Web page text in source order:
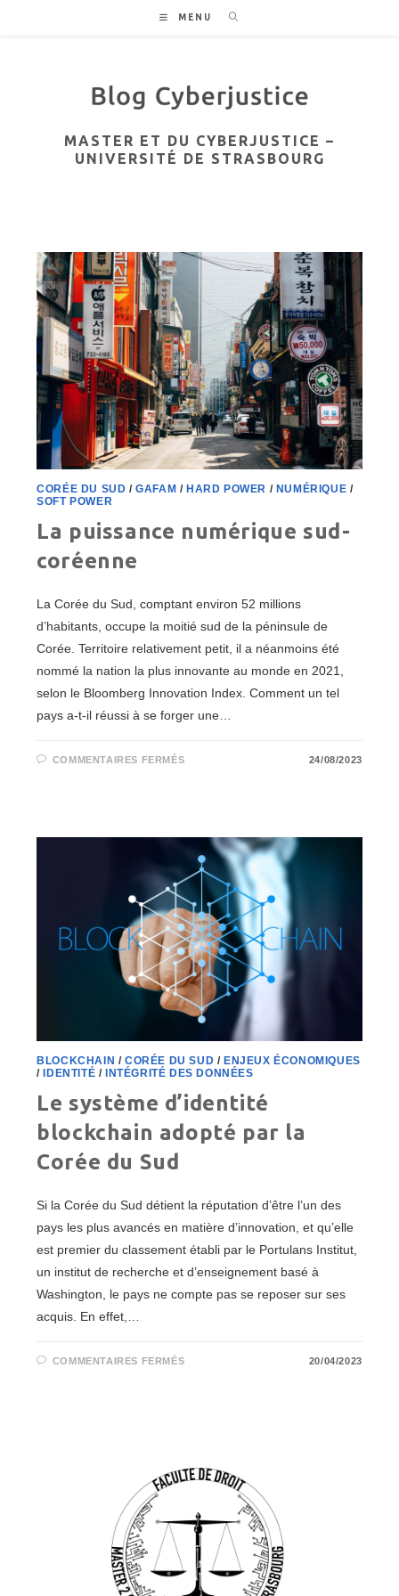
MENU
MASTER ET DU CYBERJUSTICE –
UNIVERSITÉ DE STRASBOURG
CORÉE DU SUD /GAFAM / HARD POWER / NUMÉRIQUE /
SOFT POWER
La puissance numérique sud-
coréenne
La Corée du Sud, comptant environ 52 millions
d’habitants, occupe la moitié sud de la péninsule de
Corée. Territoire relativement petit, il a néanmoins été
nommé la nation la plus innovante au monde en 2021,
selon le Bloomberg Innovation Index. Comment un tel
pays a-t-il réussi à se forger une…
COMMENTAIRES FERMÉSSUR
24/08/2023
BLOCKCHAIN /CORÉE DU SUD / ENJEUX ÉCONOMIQUES
/
IDENTITÉ / INTÉGRITÉ DES DONNÉES
Le système d’identité
blockchain adopté par la
Corée du Sud
Si la Corée du Sud détient la réputation d’être l’un des
pays les plus avancés en matière d’innovation, et qu’elle
est premier du classement établi par le Portulans Institut,
un institut de recherche et d’enseignement basé à
Washington, le pays ne compte pas se reposer sur ses
acquis. En effet,…
COMMENTAIRES FERMÉSSUR
SUD
20/04/2023